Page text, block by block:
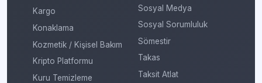
Kargo
Konaklama
Kozmetik / Kişisel Bakım
Kripto Platformu
Kuru Temizleme
Sosyal Medya
Sosyal Sorumluluk
Sömestir
Takas
Taksit Atlat